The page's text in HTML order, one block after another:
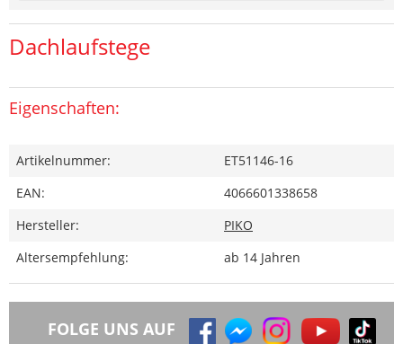
Dachlaufstege
Eigenschaften:
Artikelnummer:
ET51146-16
EAN:
4066601338658
Hersteller:
PIKO
Altersempfehlung:
ab 14 Jahren
FOLGE UNS AUF